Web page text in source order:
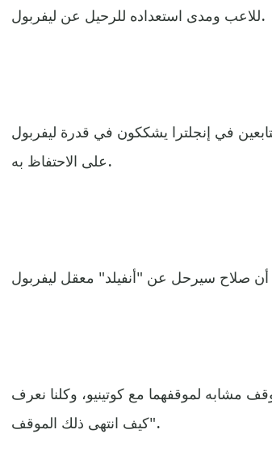
للاعب ومدى استعداده للرحيل عن ليفربول.
في إنجلترا يشككون في قدرة ليفربول
على الاحتفاظ به.
مشابه لموقفهما مع كوتينيو، وكلنا نعرف
كيف انتهى ذلك الموقف".